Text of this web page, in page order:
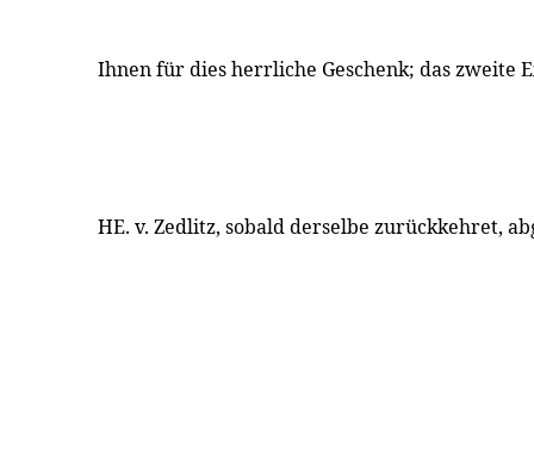
Ihnen für dies herrliche Geschenk; das zweite
HE. v. Zedlitz, sobald derselbe zurückkehret,